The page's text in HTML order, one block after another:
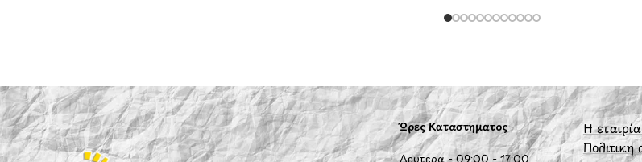
Ώρες Καταστήματος
Δευτέρα - 09:00 - 17:00
Η